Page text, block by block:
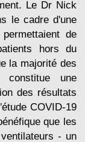
Le Dr Nick
le cadre d'une
de
hors du
la majorité des
constitue une
des résultats
COVID-19
que les
- un